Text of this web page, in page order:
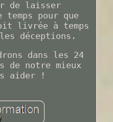
de laisser
temps pour que
livrée à temps
déceptions.
dans les 24
de notre mieux
aider !